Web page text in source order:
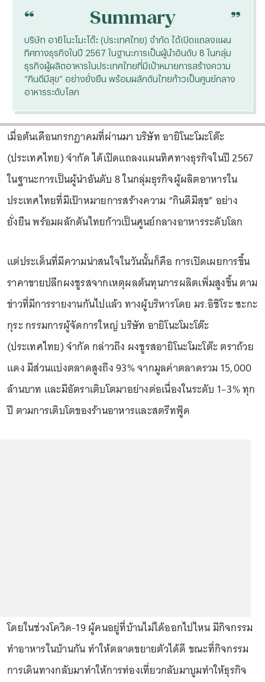
“ Summary “
บริษัท อายิโนะโมะโต๊ะ (ประเทศไทย) จำกัด ได้เปิดแถลงแผน
ทิศทางธุรกิจในปี 2567 ในฐานะการเป็นผู้นำอันดับ 8 ในกลุ่ม
ธุรกิจผู้ผลิตอาหารในประเทศไทยที่มีเป้าหมายการสร้างความ
“กินดีมีสุข” อย่างยั่งยืน พร้อมผลักดันไทยก้าวเป็นศูนย์กลาง
อาหารระดับโลก
เมื่อต้นเดือนกรกฎาคมที่ผ่านมา บริษัท อายิโนะโมะโต๊ะ
(ประเทศไทย) จำกัด ได้เปิดแถลงแผนทิศทางธุรกิจในปี 2567
ในฐานะการเป็นผู้นำอันดับ 8 ในกลุ่มธุรกิจผู้ผลิตอาหารใน
ประเทศไทยที่มีเป้าหมายการสร้างความ “กินดีมีสุข” อย่าง
ยั่งยืน พร้อมผลักดันไทยก้าวเป็นศูนย์กลางอาหารระดับโลก
แต่ประเด็นที่มีความน่าสนใจในวันนั้นก็คือ การเปิดเผยการขึ้น
ราคาขายปลีกผงชูรสจากเหตุผลต้นทุนการผลิตเพิ่มสูงขึ้น ตาม
ข่าวที่มีการรายงานกันไปแล้ว ทางผู้บริหารโดย มร.อิชิโระ ซะกะ
กุระ กรรมการผู้จัดการใหญ่ บริษัท อายิโนะโมะโต๊ะ
(ประเทศไทย) จำกัด กล่าวถึง ผงชูรสอายิโนะโมะโต๊ะ ตราถ้วย
แดง มีส่วนแบ่งตลาดสูงถึง 93% จากมูลค่าตลาดรวม 15,000
ล้านบาท และมีอัตราเติบโตมาอย่างต่อเนื่องในระดับ 1–3% ทุก
ปี ตามการเติบโตของร้านอาหารและสตรีทฟู้ด
โดยในช่วงโควิด-19 ผู้คนอยู่ที่บ้านไม่ได้ออกไปไหน มีกิจกรรม
ทำอาหารในบ้านกัน ทำให้ตลาดขยายตัวได้ดี ขณะที่กิจกรรม
การเดินทางกลับมาทำให้การท่องเที่ยวกลับมาบูมทำให้ธุรกิจ